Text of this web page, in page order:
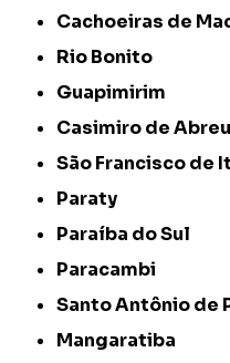
Cachoeiras de
Rio Bonito
Guapimirim
Casimiro de Abreu
São Francisco de
Paraty
Paraíba do Sul
Paracambi
Santo Antônio de
Mangaratiba